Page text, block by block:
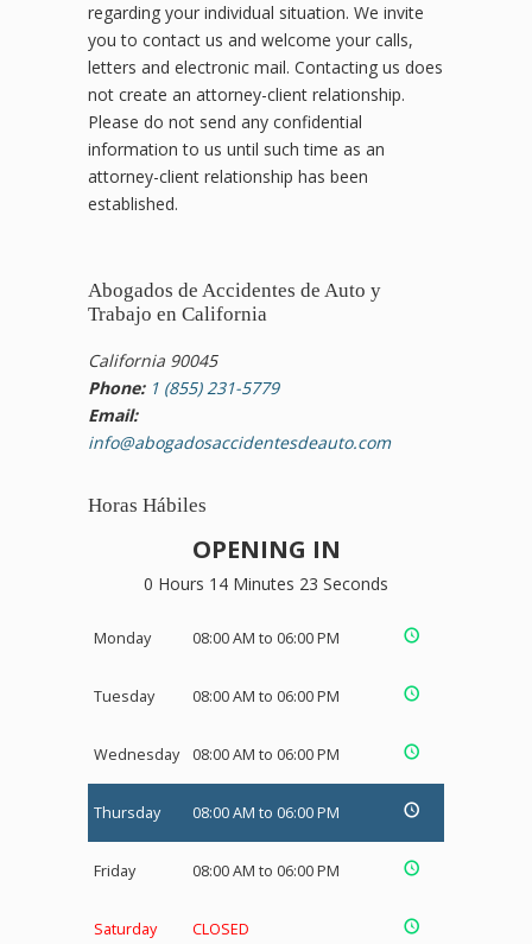
regarding your individual situation. We invite
you to contact us and welcome your calls,
letters and electronic mail. Contacting us does
not create an attorney-client relationship.
Please do not send any confidential
information to us until such time as an
attorney-client relationship has been
established.
Abogados de Accidentes de Auto y
Trabajo en California
California 90045
Phone: 1 (855) 231-5779
Email:
info@abogadosaccidentesdeauto.com
Horas Hábiles
OPENING IN
0 Hours 14 Minutes 22 Seconds
Monday 08:00 AM to 06:00 PM
Tuesday 08:00 AM to 06:00 PM
Wednesday 08:00 AM to 06:00 PM
Thursday 08:00 AM to 06:00 PM
Friday 08:00 AM to 06:00 PM
Saturday CLOSED